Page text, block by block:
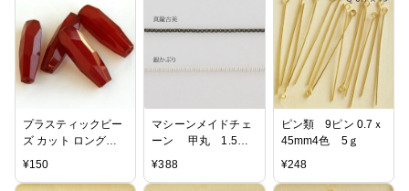
プラスティックビー
ズ カット ロング
32x10mm コニャッ
¥150
マシーンメイドチェ
ーン 甲丸 1.5ｍ
ｍ 真鍮古美/銀かぶ
¥388
ピン類 9ピン 0.7ｘ
45mm4色 5ｇ
¥248